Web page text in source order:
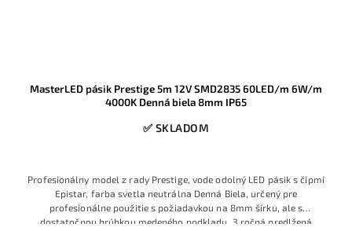
MasterLED pásik Prestige 5m 12V SMD2835 60LED/m 6W/m
4000K Denná biela 8mm IP65
✅ SKLADOM
Profesionálny model z rady Prestige, vode odolný LED pásik s čipmi
Epistar, farba svetla neutrálna Denná Biela, určený pre
profesionálne použitie s požiadavkou na 8mm šírku, ale s
dostatočnou hrúbkou medeného podkladu, 3 ročná predlžená